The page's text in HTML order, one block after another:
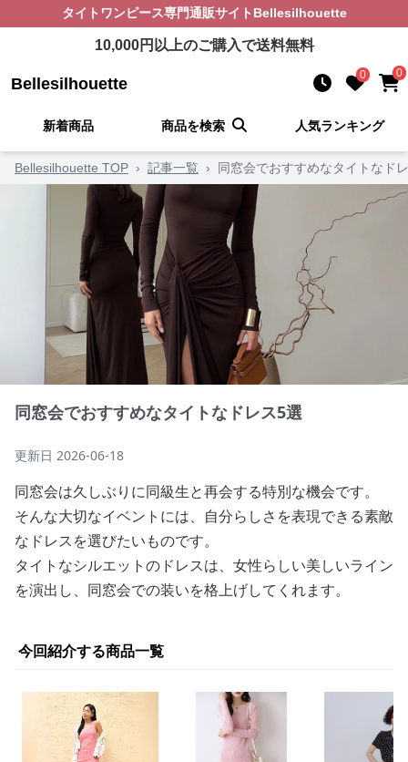
タイトワンピース専門通販サイト Bellesilhouette
10,000円以上のご購入で送料無料
Bellesilhouette 0 0
新着商品 商品を検索 人気ランキング
Bellesilhouette TOP › 記事一覧 › 同窓会でおすすめなタイトなド
同窓会でおすすめなタイトなドレス5選
更新日 2026-06-18
同窓会は久しぶりに同級生と再会する特別な機会です。
そんな大切なイベントには、自分らしさを表現できる素敵
なドレスを選びたいものです。
タイトなシルエットのドレスは、女性らしい美しいライン
を演出し、同窓会での装いを格上げしてくれます。
今回紹介する商品一覧